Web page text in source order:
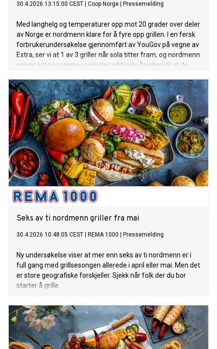
30.4.2026 13:15:00 CEST Coop Norge Pressemelding
Med langhelg og temperaturer opp mot 20 grader over deler
av Norge er nordmenn klare for å fyre opp grillen. I en fersk
forbrukerundersøkelse gjennomført av YouGov på vegne av
Extra, ser vi at 1 av 3 griller når sola titter fram, og nordmenn
oppgir sol og sommer som den viktigste årsaken til at de
grillsesongen nå skyter fart.
Seks av ti nordmenn griller fra mai
30.4.2026 10:48:05 CEST REMA 1000 Pressemelding
Ny undersøkelse viser at mer enn seks av ti nordmenn er i
full gang med grillsesongen allerede i april eller mai. Men det
er store geografiske forskjeller. Sjekk når folk der du bor
starter å grille.